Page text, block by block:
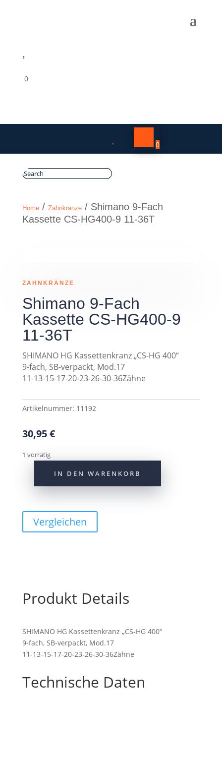
0
0
Home/ Zahnkränze/ Shimano 9-Fach
Kassette CS-HG400-9 11-36T
ZAHNKRÄNZE
Shimano 9-Fach
Kassette CS-HG400-9
11-36T
SHIMANO HG Kassettenkranz „CS-HG 400“
9-fach, SB-verpackt, Mod.17
11-13-15-17-20-23-26-30-36Zähne
Artikelnummer: 11192
30,95€
1 vorrätig
Kassette
IN DEN WARENKORB
Vergleichen
Produkt Details
SHIMANO HG Kassettenkranz „CS-HG 400“
9-fach, SB-verpackt, Mod.17
11-13-15-17-20-23-26-30-36Zähne
Technische Daten